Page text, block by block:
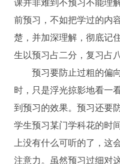
课并非难到不预习不能理
前预习，不如把学过的内
楚，并加深理解，彻底记
生以预习占二分，复习占
预习要防止过粗的偏向
时，只是浮光掠影地看一
到预习的效果。预习还要
学生预习某门学科花的时
上没有什么可听的了，这
注意力。虽然预习过细对